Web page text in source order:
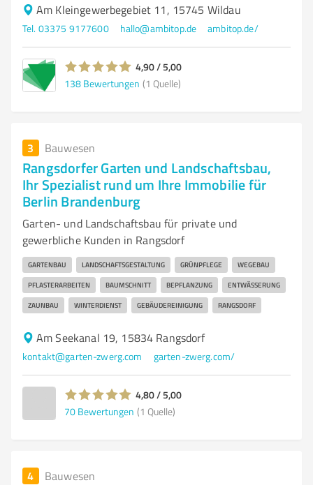
Am Kleingewerbegebiet 11, 15745 Wildau
Tel. 03375 9177600 hallo@ambitop.de ambitop.de/
4,90 / 5,00
138 Bewertungen (1 Quelle)
3 Bauwesen
Rangsdorfer Garten und Landschaftsbau,
Ihr Spezialist rund um Ihre Immobilie für
Berlin Brandenburg
Garten- und Landschaftsbau für private und
gewerbliche Kunden in Rangsdorf
GARTENBAU LANDSCHAFTSGESTALTUNG GRÜNPFLEGE WEGEBAU
PFLASTERARBEITEN BAUMSCHNITT BEPFLANZUNG ENTWÄSSERUNG
ZAUNBAU WINTERDIENST GEBÄUDEREINIGUNG RANGSDORF
Am Seekanal 19, 15834 Rangsdorf
kontakt@garten-zwerg.com garten-zwerg.com/
4,80 / 5,00
70 Bewertungen (1 Quelle)
4 Bauwesen